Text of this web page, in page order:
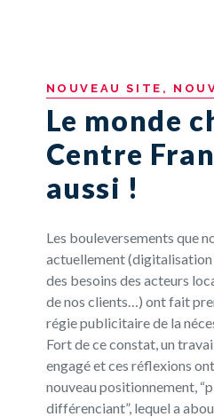
NOUVEAU SITE,
Le monde
Centre
aussi !
Les bouleversements que
actuellement
des besoins des acteurs
de nos clients…) ont fait
régie publicitaire de la
Fort de ce constat, un
engagé et ces réflexions
nouveau positionnement,
différenciant”, lequel a